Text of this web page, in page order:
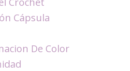
Cápsula
De Color